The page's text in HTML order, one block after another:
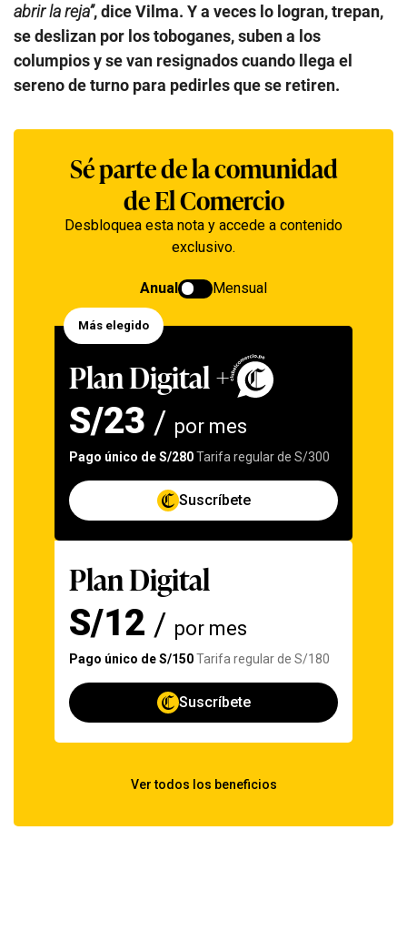
abrir la reja”, dice Vilma. Y a veces lo logran, trepan,
se deslizan por los toboganes, suben a los
columpios y se van resignados cuando llega el
sereno de turno para pedirles que se retiren.